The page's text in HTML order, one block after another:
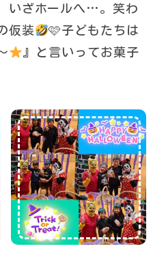
いざホールへ…。笑わ
仮装
🩷子どもたちは
』と言いってお菓子